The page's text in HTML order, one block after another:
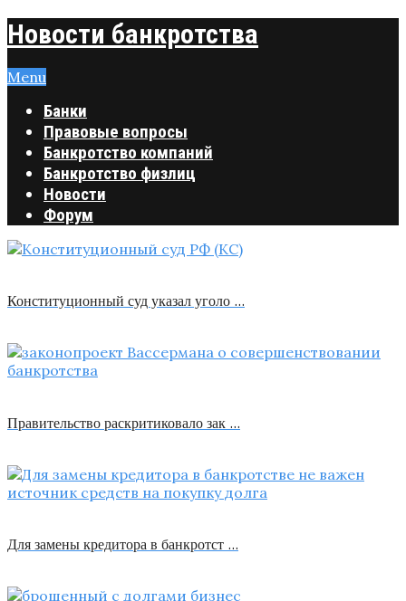
Новости банкротства
Menu
Банки
Правовые вопросы
Банкротство компаний
Банкротство физлиц
Новости
Форум
Конституционный суд указал уголо …
Правительство раскритиковало зак …
Для замены кредитора в банкротст …